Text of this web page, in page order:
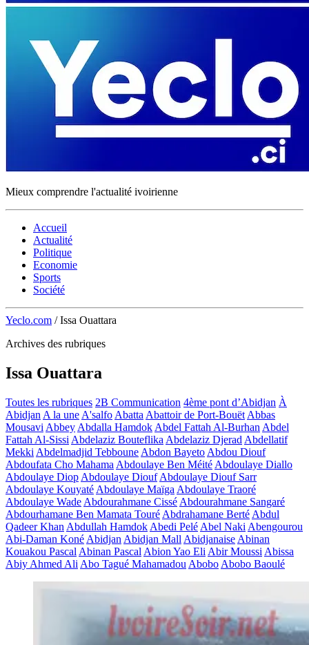
Mieux comprendre l'actualité ivoirienne
Accueil
Actualité
Politique
Economie
Sports
Société
Yeclo.com / Issa Ouattara
Archives des rubriques
Issa Ouattara
Toutes les rubriques 2B Communication 4ème pont d’Abidjan À
Abidjan A la une A'salfo Abatta Abattoir de Port-Bouët Abbas
Mousavi Abbey Abdalla Hamdok Abdel Fattah Al-Burhan Abdel
Fattah Al-Sissi Abdelaziz Bouteflika Abdelaziz Djerad Abdellatif
Mekki Abdelmadjid Tebboune Abdon Bayeto Abdou Diouf
Abdoufata Cho Mahama Abdoulaye Ben Méité Abdoulaye Diallo
Abdoulaye Diop Abdoulaye Diouf Abdoulaye Diouf Sarr
Abdoulaye Kouyaté Abdoulaye Maïga Abdoulaye Traoré
Abdoulaye Wade Abdourahmane Cissé Abdourahmane Sangaré
Abdourhamane Ben Mamata Touré Abdrahamane Berté Abdul
Qadeer Khan Abdullah Hamdok Abedi Pelé Abel Naki Abengourou
Abi-Daman Koné Abidjan Abidjan Mall Abidjanaise Abinan
Kouakou Pascal Abinan Pascal Abion Yao Eli Abir Moussi Abissa
Abiy Ahmed Ali Abo Tagué Mahamadou Abobo Abobo Baoulé